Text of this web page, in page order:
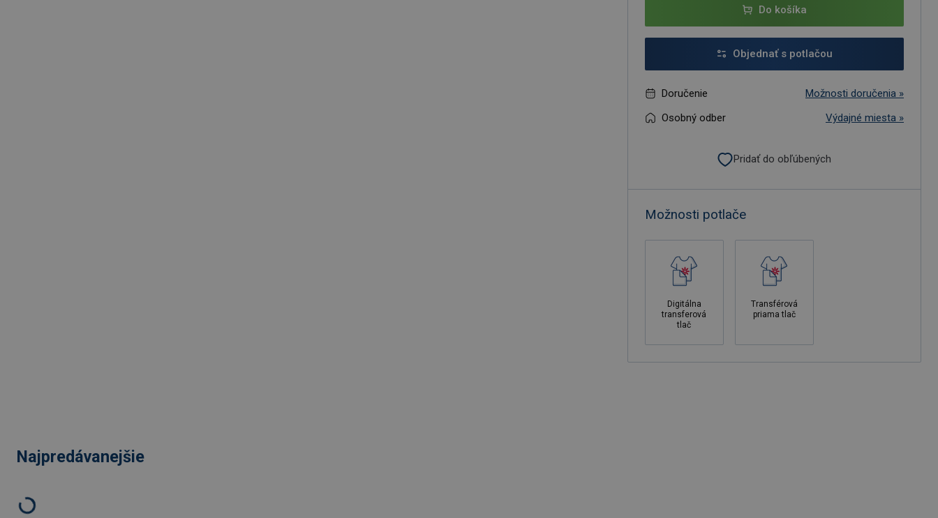
Do košíka
Objednať s potlačou
Doručenie
Možnosti doručenia »
Osobný odber
Výdajné miesta »
Pridať do obľúbených
Možnosti potlače
Digitálna
transferová
tlač
Transférová
priama tlač
Najpredávanejšie